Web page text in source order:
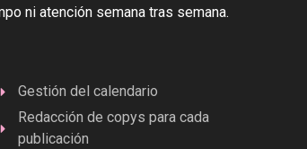
ni atención semana tras semana.
Gestión del calendario
Redacción de copys para cada
publicación